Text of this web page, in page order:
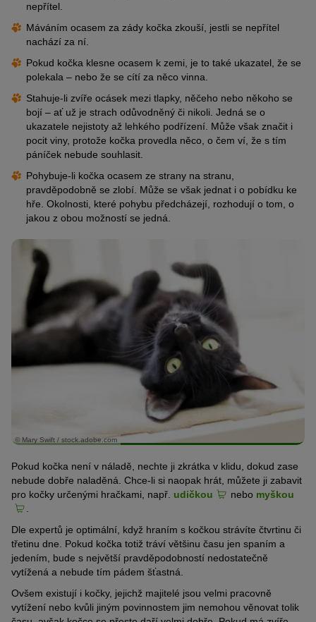
nepřítel.
Máváním ocasem za zády kočka zkouší, jestli se nepřítel
nachází za ní.
Pokud kočka klesne ocasem k zemi, je to také ukazatel, že se
polekala – nebo že se cítí za něco vinna.
Stahuje-li zvíře ocásek mezi tlapky, něčeho nebo někoho se
bojí – ať už je strach odůvodněný či nikoli. Jedná se o
ukazatele nejistoty až lehkého podřízení. Může však značit i
pocit viny, protože kočka provedla něco, o čem ví, že s tím
páníček nebude souhlasit.
Pohybuje-li kočka ocasem ze strany na stranu,
pravděpodobně se zlobí. Může se však jednat i o pobídku ke
hře. Okolnosti, které pohybu předcházejí, rozhodují o tom, o
jakou z obou možností se jedná.
© Mary Swift / stock.adobe.com
Pokud kočka není v náladě, nechte ji zkrátka v klidu, dokud zase
nebude dobře naladěná. Chce-li si naopak hrát, můžete ji zabavit
pro kočky určenými hračkami, např. udičkou nebo myškou
.
Dle expertů je optimální, když hraním s kočkou strávíte čtvrtinu či
třetinu dne. Pokud kočka totiž tráví většinu času jen spaním a
jedením, bude s největší pravděpodobností nedostatečně
vytížená a nebude tím pádem šťastná.
Ovšem existují i kočky, jejichž majitelé jsou velmi pracovně
vytížení nebo kvůli jiným povinnostem jim nemohou věnovat tolik